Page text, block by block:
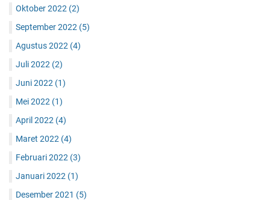
Oktober 2022 (2)
September 2022 (5)
Agustus 2022 (4)
Juli 2022 (2)
Juni 2022 (1)
Mei 2022 (1)
April 2022 (4)
Maret 2022 (4)
Februari 2022 (3)
Januari 2022 (1)
Desember 2021 (5)